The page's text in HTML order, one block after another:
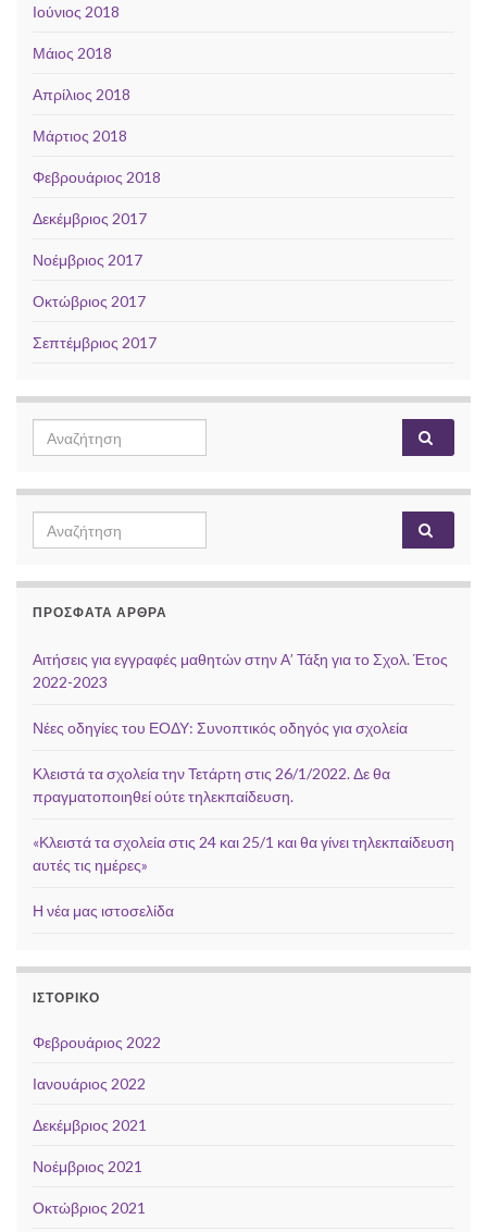
Ιούνιος 2018
Μάιος 2018
Απρίλιος 2018
Μάρτιος 2018
Φεβρουάριος 2018
Δεκέμβριος 2017
Νοέμβριος 2017
Οκτώβριος 2017
Σεπτέμβριος 2017
Search
for:
Search
for:
ΠΡΌΣΦΑΤΑ ΆΡΘΡΑ
Αιτήσεις για εγγραφές μαθητών στην Α’ Τάξη για το Σχολ. Έτος
2022-2023
Νέες οδηγίες του ΕΟΔΥ: Συνοπτικός οδηγός για σχολεία
Κλειστά τα σχολεία την Τετάρτη στις 26/1/2022. Δε θα
πραγματοποιηθεί ούτε τηλεκπαίδευση.
«Κλειστά τα σχολεία στις 24 και 25/1 και θα γίνει τηλεκπαίδευση
αυτές τις ημέρες»
Η νέα μας ιστοσελίδα
ΙΣΤΟΡΙΚΌ
Φεβρουάριος 2022
Ιανουάριος 2022
Δεκέμβριος 2021
Νοέμβριος 2021
Οκτώβριος 2021